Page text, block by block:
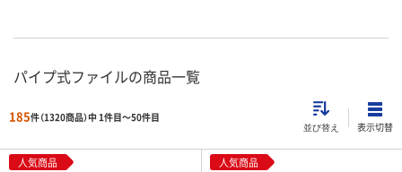
パイプ式ファイルの商品一覧
185件（1320商品）中 1件目～50件目
並び替え 表示切替
人気商品 人気商品